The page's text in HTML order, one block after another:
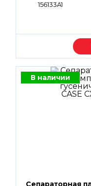
156133A1
В наличии
Сепараторная